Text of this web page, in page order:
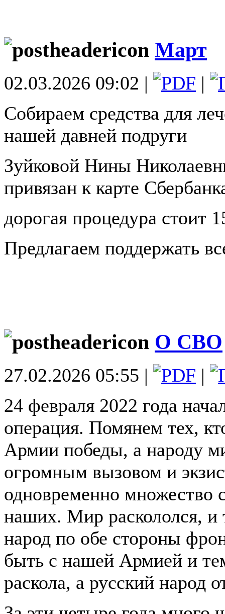
Март
02.03.2026 09:02 |
|
Собираем средства для
нашей давней подруги
Зуйковой Нины
привязан к карте
дорогая процедура стоит
Предлагаем поддержать
О СВО
27.02.2026 05:55 |
|
24 февраля 2022 года
операция. Помянем тех,
Армии победы, а народу
огромным вызовом и
одновременно множество
наших. Мир раскололся, и
народ по обе стороны
быть с нашей Армией и
раскола, а русский народ